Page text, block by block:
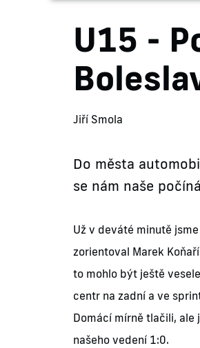
U15 -
Jiří Smola
Do města
se nám naše
Už v deváté minutě
zorientoval Marek
to mohlo být ještě
centr na zadní a ve
Domácí mírně tlačili, ale
našeho vedení 1:0.